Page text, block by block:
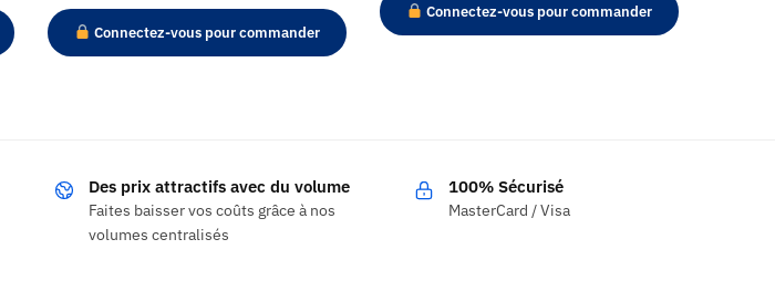
Connectez-vous pour commander
Connectez-vous pour commander
Des prix attractifs avec du volume
Faites baisser vos coûts grâce à nos
volumes centralisés
100% Sécurisé
MasterCard / Visa